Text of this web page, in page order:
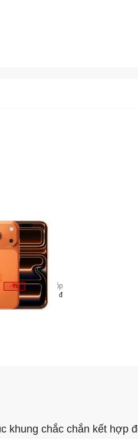
256GB
-9%
-9%
Trả góp
5.518.000 đ
khung chắc chắn kết hợp